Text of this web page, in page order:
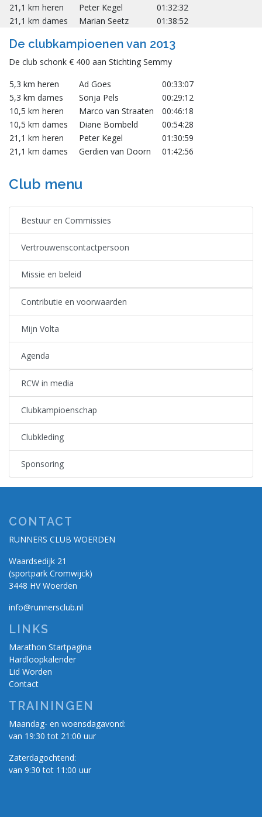
21,1 km heren
Peter Kegel
01:32:32
21,1 km dames
Marian Seetz 01:38:52
De clubkampioenen van 2013
De club schonk € 400 aan Stichting Semmy
5,3 km heren
Ad Goes
00:33:07
5,3 km dames
Sonja Pels
00:29:12
10,5 km heren
Marco van Straaten
00:46:18
10,5 km dames
Diane Bombeld
00:54:28
21,1 km heren
Peter Kegel
01:30:59
21,1 km dames
Gerdien van Doorn 01:42:56
Club menu
Bestuur en Commissies
Vertrouwenscontactpersoon
Missie en beleid
Contributie en voorwaarden
Mijn Volta
Agenda
RCW in media
Clubkampioenschap
Clubkleding
Sponsoring
CONTACT
RUNNERS CLUB WOERDEN
Waardsedijk 21
(sportpark Cromwijck)
3448 HV Woerden
info@runnersclub.nl
LINKS
Marathon Startpagina
Hardloopkalender
Lid Worden
Contact
TRAININGEN
Maandag- en woensdagavond:
van 19:30 tot 21:00 uur
Zaterdagochtend:
van 9:30 tot 11:00 uur